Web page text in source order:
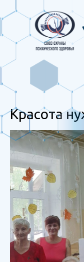
Красота